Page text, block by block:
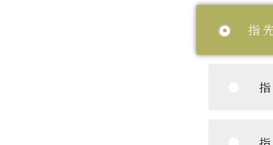
指